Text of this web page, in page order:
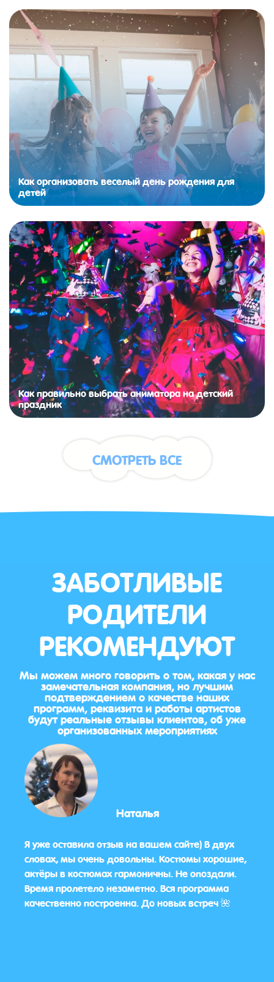
Как организовать веселый день рождения для
детей
Как правильно выбрать аниматора на детский
праздник
СМОТРЕТЬ ВСЕ
ЗАБОТЛИВЫЕ
РОДИТЕЛИ
РЕКОМЕНДУЮТ
Мы можем много говорить о том, какая у нас
замечательная компания, но лучшим
подтверждением о качестве наших
программ, реквизита и работы артистов
будут реальные отзывы клиентов, об уже
организованных мероприятиях
Наталья
Я уже оставила отзыв на вашем сайте) В двух
словах, мы очень довольны. Костюмы хорошие,
актёры в костюмах гармоничны. Не опоздали.
Время пролетело незаметно. Вся программа
качественно построенна. До новых встреч 🌺